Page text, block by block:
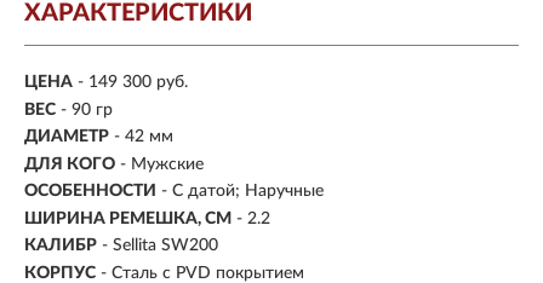
ХАРАКТЕРИСТИКИ
ЦЕНА - 149 300 руб.
ВЕС - 90 гр
ДИАМЕТР - 42 мм
ДЛЯ КОГО - Мужские
ОСОБЕННОСТИ - С датой; Наручные
ШИРИНА РЕМЕШКА, СМ - 2.2
КАЛИБР - Sellita SW200
КОРПУС - Сталь с PVD покрытием